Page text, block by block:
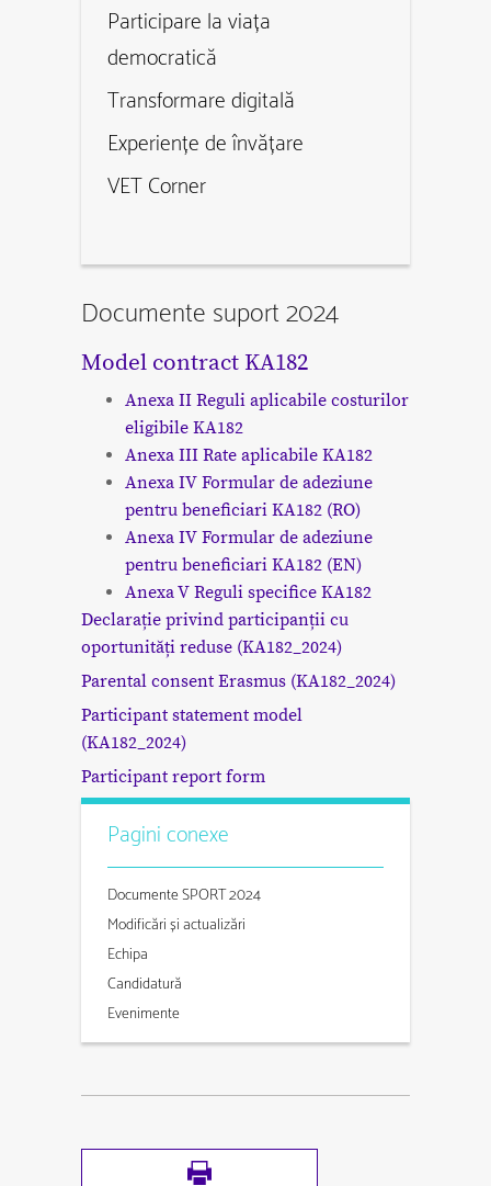
Participare la viața
democratică
Transformare digitală
Experiențe de învățare
VET Corner
Documente suport 2024
Model contract KA182
Anexa II Reguli aplicabile costurilor
eligibile KA182
Anexa III Rate aplicabile KA182
Anexa IV Formular de adeziune
pentru beneficiari KA182 (RO)
Anexa IV Formular de adeziune
pentru beneficiari KA182 (EN)
Anexa V Reguli specifice KA182
Declarație privind participanții cu
oportunități reduse (KA182_2024)
Parental consent Erasmus (KA182_2024)
Participant statement model
(KA182_2024)
Participant report form
Pagini conexe
Documente SPORT 2024
Modificări și actualizări
Echipa
Candidatură
Evenimente